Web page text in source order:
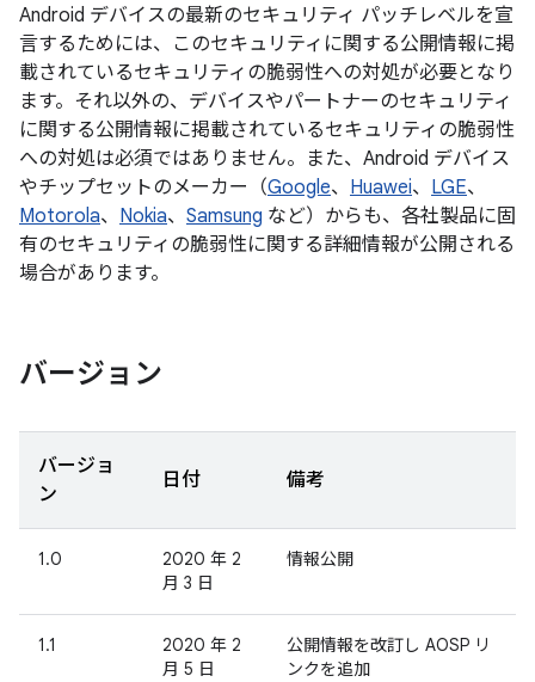
Android デバイスの最新のセキュリティ パッチレベルを宣
言するためには、このセキュリティに関する公開情報に掲
載されているセキュリティの脆弱性への対処が必要となり
ます。それ以外の、デバイスやパートナーのセキュリティ
に関する公開情報に掲載されているセキュリティの脆弱性
への対処は必須ではありません。また、Android デバイス
やチップセットのメーカー（Google、 Huawei、 LGE、
Motorola、 Nokia、 Samsung など）からも、各社製品に固
有のセキュリティの脆弱性に関する詳細情報が公開される
場合があります。
バージョン
バージョ
ン
日付 備考
1.0
2020 年 2
月 3 日
情報公開
1.1
2020 年 2
月 5 日
公開情報を改訂し AOSP リ
ンクを追加